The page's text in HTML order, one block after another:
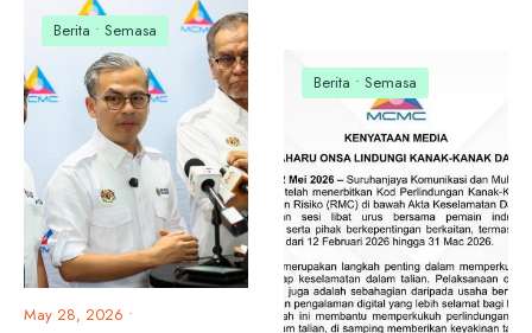
Berita • Semasa
May 28, 2026 •
Berita • Semasa